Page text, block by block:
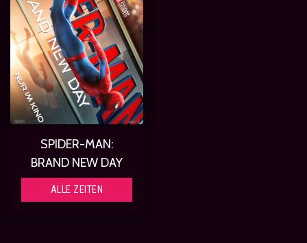
SPIDER-MAN:
BRAND NEW DAY
ALLE ZEITEN